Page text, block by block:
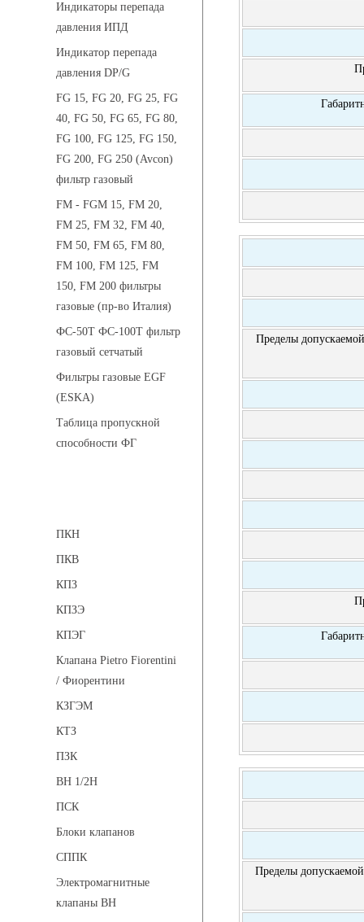
Индикаторы перепада
давления ИПД
Индикатор перепада
давления DP/G
FG 15, FG 20, FG 25, FG
40, FG 50, FG 65, FG 80,
FG 100, FG 125, FG 150,
FG 200, FG 250 (Avcon)
фильтр газовый
FM - FGM 15, FM 20,
FM 25, FM 32, FM 40,
FM 50, FM 65, FM 80,
FM 100, FM 125, FM
150, FM 200 фильтры
газовые (пр-во Италия)
ФС-50Т ФС-100Т фильтр
газовый сетчатый
Фильтры газовые EGF
(ESKA)
Таблица пропускной
способности ФГ
ПКН
ПКВ
КПЗ
КПЗЭ
КПЭГ
Клапана Pietro Fiorentini
/ Фиорентини
КЗГЭМ
КТЗ
ПЗК
ВН 1/2Н
ПСК
Блоки клапанов
СППК
Электромагнитные
клапаны ВН
Пределы
Пределы